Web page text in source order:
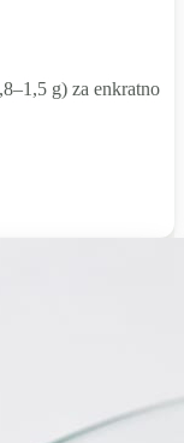
g) za enkratno